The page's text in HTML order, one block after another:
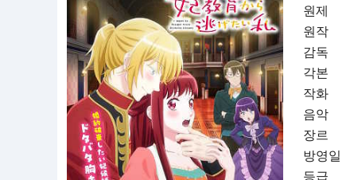
원제
원작
감독
각본
작화
음악
장르
방영일
등급